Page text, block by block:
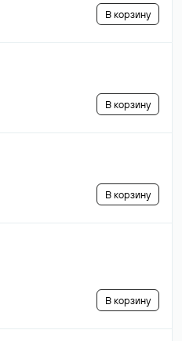
В корзину
В корзину
В корзину
В корзину